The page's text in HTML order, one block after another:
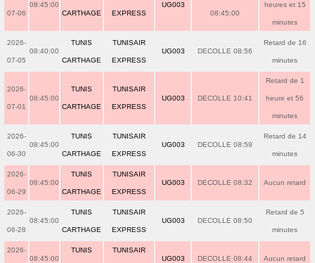
07-06
08:45:00
CARTHAGE EXPRESS
UG003
08:45:00
heures et 15
minutes
2026-
07-05
08:40:00
TUNIS
CARTHAGE
TUNISAIR
EXPRESS
UG003 DECOLLE 08:56
Retard de 16
minutes
2026-
07-01
08:45:00
TUNIS
CARTHAGE
TUNISAIR
EXPRESS
UG003 DECOLLE 10:41
Retard de 1
heure et 56
minutes
2026-
06-30
08:45:00
TUNIS
CARTHAGE
TUNISAIR
EXPRESS
UG003 DECOLLE 08:59
Retard de 14
minutes
2026-
06-29
08:45:00
TUNIS
CARTHAGE
TUNISAIR
EXPRESS
UG003 DECOLLE 08:32 Aucun retard
2026-
06-28
08:45:00
TUNIS
CARTHAGE
TUNISAIR
EXPRESS
UG003 DECOLLE 08:50
Retard de 5
minutes
2026-
08:45:00
TUNIS TUNISAIR
UG003 DECOLLE 08:44 Aucun retard